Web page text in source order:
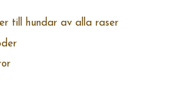
till hundar av alla raser